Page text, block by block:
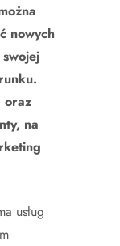
nowych
oraz
na
usług